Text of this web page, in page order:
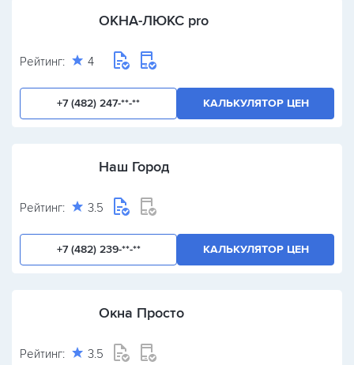
ОКНА-ЛЮКС pro
Рейтинг: 4
+7 (482) 247-**-** КАЛЬКУЛЯТОР ЦЕН
Наш Город
Рейтинг: 3.5
+7 (482) 239-**-** КАЛЬКУЛЯТОР ЦЕН
Окна Просто
Рейтинг: 3.5